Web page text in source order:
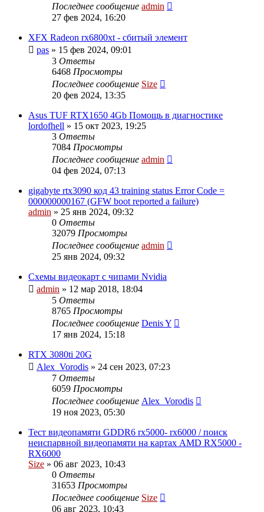
Последнее сообщение admin
27 фев 2024, 16:20
XFX Radeon rx6800xt - сбитый элемент
pas » 15 фев 2024, 09:01
3 Ответы
6468 Просмотры
Последнее сообщение Size
20 фев 2024, 13:35
Asus TUF RTX1650 4Gb Помощь в диагностике
lordofhell » 15 окт 2023, 19:25
3 Ответы
7084 Просмотры
Последнее сообщение admin
04 фев 2024, 07:13
gigabyte rtx3090 код 43 training status Error Code =
000000000167 (GFW boot reported a failure)
admin » 25 янв 2024, 09:32
0 Ответы
32079 Просмотры
Последнее сообщение admin
25 янв 2024, 09:32
Схемы видеокарт с чипами Nvidia
admin » 12 мар 2018, 18:04
5 Ответы
8765 Просмотры
Последнее сообщение Denis Y
17 янв 2024, 15:18
RTX 3080ti 20G
Alex_Vorodis » 24 сен 2023, 07:23
7 Ответы
6059 Просмотры
Последнее сообщение Alex_Vorodis
19 ноя 2023, 05:30
Тест видеопамяти GDDR6 rx5000- rx6000 / поиск
неиспарвной видеопамяти на картах AMD RX5000 -
RX6000
Size » 06 авг 2023, 10:43
0 Ответы
31653 Просмотры
Последнее сообщение Size
06 авг 2023, 10:43